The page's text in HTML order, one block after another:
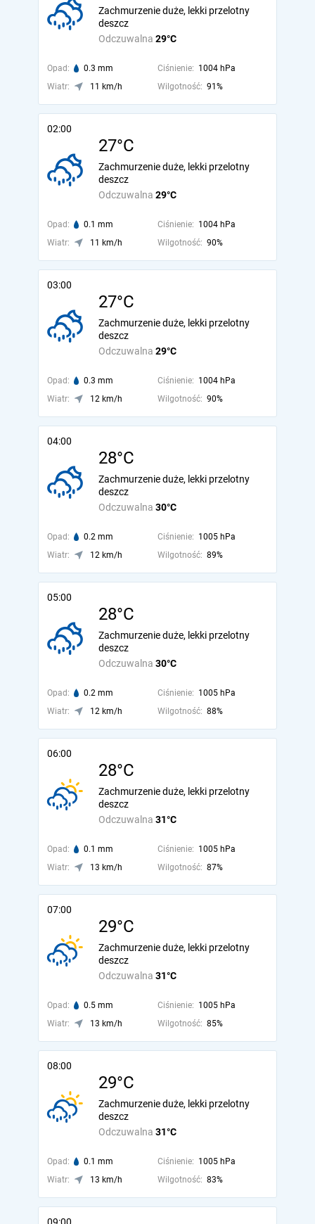
Odczuwalna 29°C
Zachmurzenie duże, lekki przelotny
deszcz
Opad: 0.3 mm Ciśnienie: 1004 hPa
Wiatr:
11 km/h Wilgotność: 91%
02:00
27°C
Odczuwalna 29°C
Zachmurzenie duże, lekki przelotny
deszcz
Opad: 0.1 mm Ciśnienie: 1004 hPa
Wiatr:
11 km/h Wilgotność: 90%
03:00
27°C
Odczuwalna 29°C
Zachmurzenie duże, lekki przelotny
deszcz
Opad: 0.3 mm Ciśnienie: 1004 hPa
Wiatr:
12 km/h Wilgotność: 90%
04:00
28°C
Odczuwalna 30°C
Zachmurzenie duże, lekki przelotny
deszcz
Opad: 0.2 mm Ciśnienie: 1005 hPa
Wiatr:
12 km/h Wilgotność: 89%
05:00
28°C
Odczuwalna 30°C
Zachmurzenie duże, lekki przelotny
deszcz
Opad: 0.2 mm Ciśnienie: 1005 hPa
Wiatr:
12 km/h Wilgotność: 88%
06:00
28°C
Odczuwalna 31°C
Zachmurzenie duże, lekki przelotny
deszcz
Opad: 0.1 mm Ciśnienie: 1005 hPa
Wiatr:
13 km/h Wilgotność: 87%
07:00
29°C
Odczuwalna 31°C
Zachmurzenie duże, lekki przelotny
deszcz
Opad: 0.5 mm Ciśnienie: 1005 hPa
Wiatr:
13 km/h Wilgotność: 85%
08:00
29°C
Odczuwalna 31°C
Zachmurzenie duże, lekki przelotny
deszcz
Opad: 0.1 mm Ciśnienie: 1005 hPa
Wiatr:
13 km/h Wilgotność: 83%